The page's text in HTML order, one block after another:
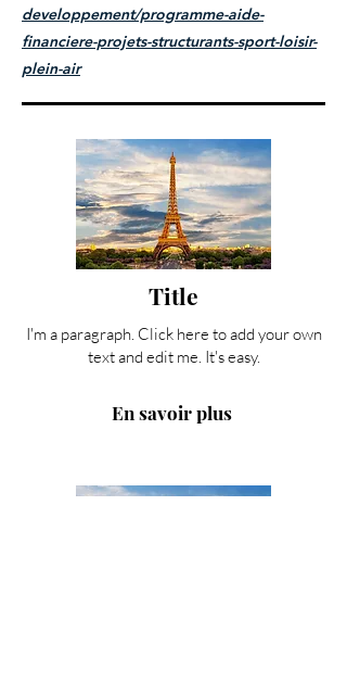
developpement/programme-aide-
financiere-projets-structurants-sport-loisir-
plein-air
Title
I'm a paragraph. Click here to add your own
text and edit me. It's easy.
En savoir plus